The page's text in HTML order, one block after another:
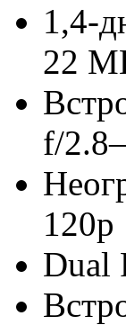
1,4-
22
f/
120p
Dual